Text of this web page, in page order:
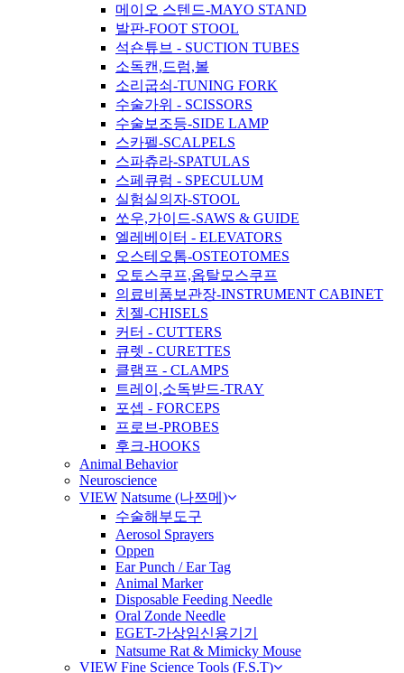
메이오 스텐드-MAYO STAND
발판-FOOT STOOL
석숀튜브 - SUCTION TUBES
소독캔,드럼,볼
소리굽쇠-TUNING FORK
수술가위 - SCISSORS
수술보조등-SIDE LAMP
스카펠-SCALPELS
스파츄라-SPATULAS
스페큐럼 - SPECULUM
실험실의자-STOOL
쏘우,가이드-SAWS & GUIDE
엘레베이터 - ELEVATORS
오스테오톰-OSTEOTOMES
오토스쿠프,옵탈모스쿠프
의료비품보관장-INSTRUMENT CABINET
치젤-CHISELS
커터 - CUTTERS
큐렛 - CURETTES
클램프 - CLAMPS
트레이,소독받드-TRAY
포셉 - FORCEPS
프로브-PROBES
후크-HOOKS
Animal Behavior
Neuroscience
VIEW Natsume (나쯔메)
수술해부도구
Aerosol Sprayers
Oppen
Ear Punch / Ear Tag
Animal Marker
Disposable Feeding Needle
Oral Zonde Needle
EGET-가상임신용기기
Natsume Rat & Mimicky Mouse
VIEW Fine Science Tools (F.S.T)